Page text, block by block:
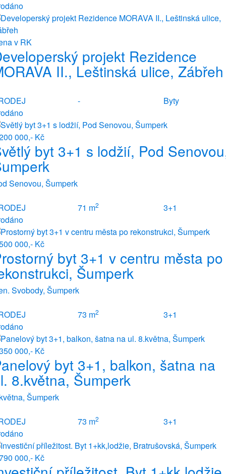
v RK
projekt Rezidence
II., Leštinská ulice, Zábřeh
-
Byty
000,- Kč
byt 3+1 s lodžií, Pod
Senovou, Šumperk
71 m2
3+1
000,- Kč
byt 3+1 v centru města po
Šumperk
Svobody, Šumperk
73 m2
3+1
000,- Kč
byt 3+1, balkon, šatna na
8.května, Šumperk
Šumperk
73 m2
3+1
000,- Kč